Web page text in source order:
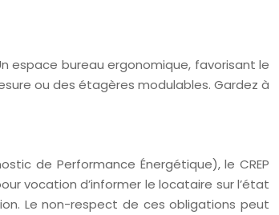
espace bureau ergonomique, favorisant le
ou des étagères modulables. Gardez à
de Performance Énergétique), le CREP
vocation d’informer le locataire sur l’état
Le non-respect de ces obligations peut